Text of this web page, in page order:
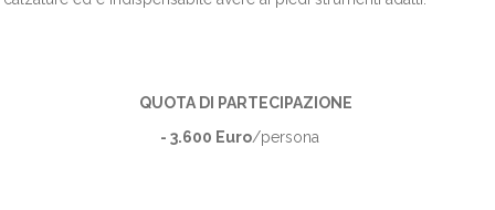
QUOTA DI PARTECIPAZIONE
- 3.600 Euro/persona